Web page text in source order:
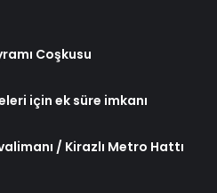
Coşkusu
için ek süre imkanı
/ Kirazlı Metro Hattı